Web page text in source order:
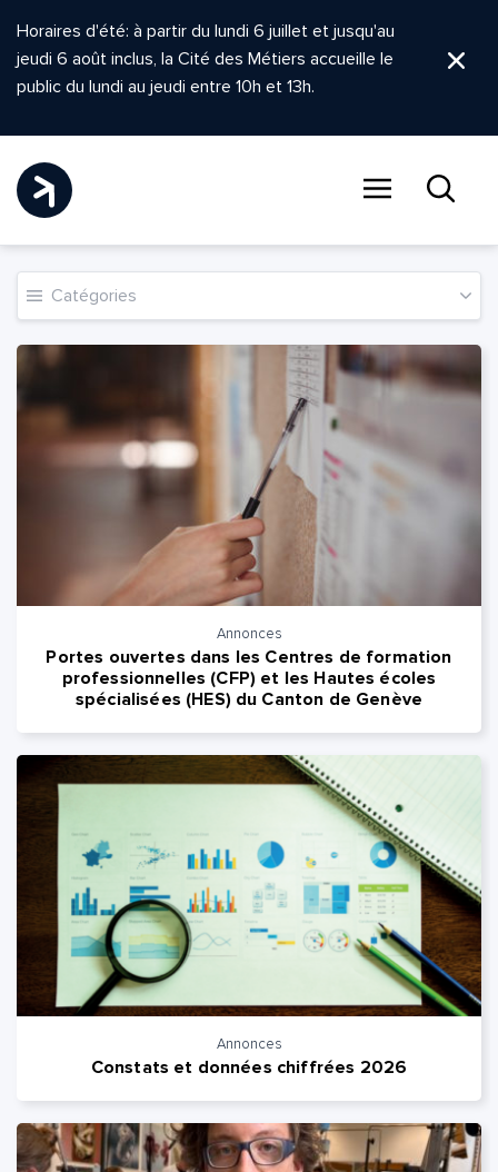
Horaires d'été: à partir du lundi 6 juillet et jusqu'au
jeudi 6 août inclus, la Cité des Métiers accueille le
public du lundi au jeudi entre 10h et 13h.
Catégories
Annonces
Portes ouvertes dans les Centres de formation
professionnelles (CFP) et les Hautes écoles
spécialisées (HES) du Canton de Genève
Annonces
Constats et données chiffrées 2026